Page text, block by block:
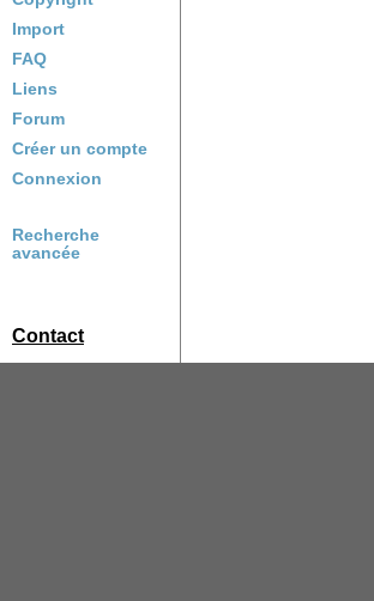
Import
FAQ
Liens
Forum
Créer un compte
Connexion
Recherche
avancée
Contact